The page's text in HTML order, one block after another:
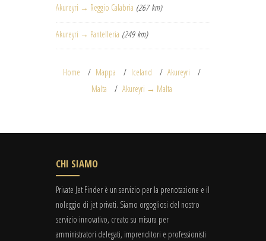
Akureyri → Reggio Calabria (267 km)
Akureyri → Pantelleria (249 km)
Home Mappa Iceland
Akureyri
Malta
Akureyri → Malta
CHI SIAMO
Private Jet Finder è un servizio per la prenotazione e il
noleggio di jet privati. Siamo orgogliosi del nostro
servizio innovativo, creato su misura per
amministratori delegati, imprenditori e professionisti